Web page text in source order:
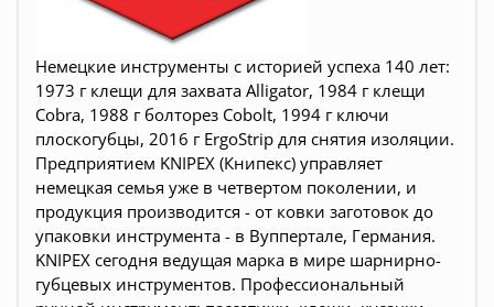
Немецкие инструменты c историей успеха 140 лет:
1973 г клещи для захвата Alligator, 1984 г клещи
Cobra, 1988 г болторез Cobolt, 1994 г ключи
плоскогубцы, 2016 г ErgoStrip для снятия изоляции.
Предприятием KNIPEX (Книпекс) управляет
немецкая семья уже в четвертом поколении, и
продукция производится - от ковки заготовок до
упаковки инструмента - в Вуппертале, Германия.
KNIPEX сегодня ведущая марка в мире шарнирно-
губцевых инструментов. Профессиональный